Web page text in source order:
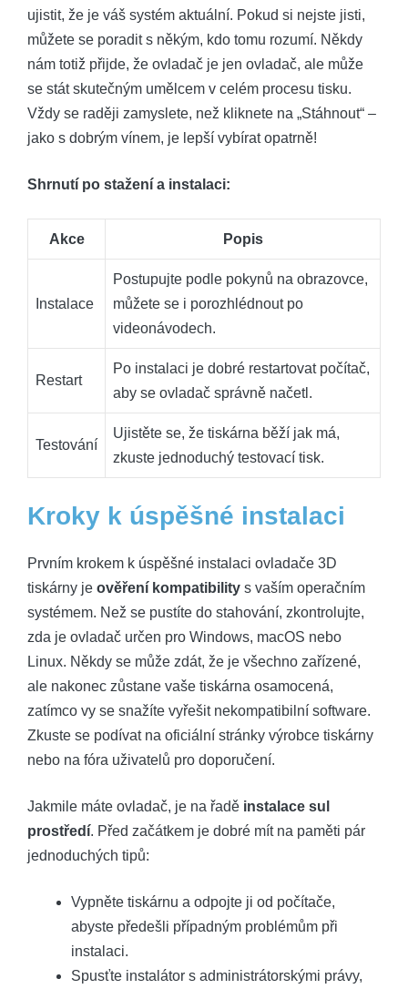
ujistit, že je váš systém aktuální. Pokud si nejste jisti,
můžete se poradit s někým, kdo tomu rozumí. Někdy
nám totiž přijde, že ovladač je jen ovladač, ale může
se stát skutečným umělcem v celém procesu tisku.
Vždy se raději zamyslete, než kliknete na „Stáhnout“ –
jako s dobrým vínem, je lepší vybírat opatrně!
Shrnutí po stažení a instalaci:
Akce Popis
Instalace
Postupujte podle pokynů na obrazovce,
můžete se i porozhlédnout po
videonávodech.
Restart
Po instalaci je dobré restartovat počítač,
aby se ovladač správně načetl.
Testování
Ujistěte se, že tiskárna běží jak má,
zkuste jednoduchý testovací tisk.
Kroky k úspěšné instalaci
Prvním krokem k úspěšné instalaci ovladače 3D
tiskárny je ověření kompatibility s vaším operačním
systémem. Než se pustíte do stahování, zkontrolujte,
zda je ovladač určen pro Windows, macOS nebo
Linux. Někdy se může zdát, že je všechno zařízené,
ale nakonec zůstane vaše tiskárna osamocená,
zatímco vy se snažíte vyřešit nekompatibilní software.
Zkuste se podívat na oficiální stránky výrobce tiskárny
nebo na fóra uživatelů pro doporučení.
Jakmile máte ovladač, je na řadě instalace sul
prostředí. Před začátkem je dobré mít na paměti pár
jednoduchých tipů:
Vypněte tiskárnu a odpojte ji od počítače,
abyste předešli případným problémům při
instalaci.
Spusťte instalátor s administrátorskými právy,